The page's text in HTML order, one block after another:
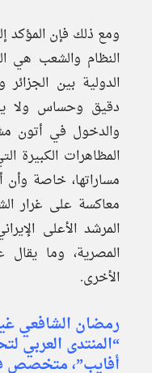
ومع ذلك فإن المؤكد
النظام والشعب هي
الدولية بين
دقيق وحساس ولا
والدخول في أتون
المظاهرات الكبيرة
مساراتها، خاصة
معاكسة على غرار
المرشد الأعلى
المصرية، وما
الأخرى.
رمضان الشافعي
“المنتدى العربي
أفايب”، متخصص